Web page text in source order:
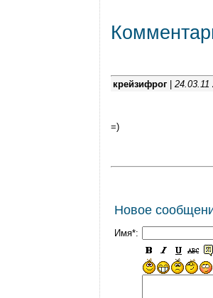
крейзифрог 24.03.11
=)
Новое
Имя*: